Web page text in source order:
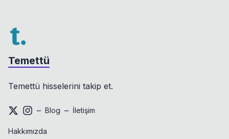
Temettü
Temettü hisselerini takip et.
– Blog – İletişim
Hakkımızda